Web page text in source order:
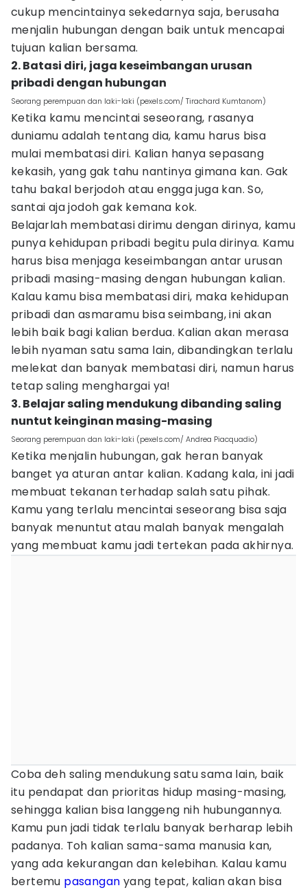
cukup mencintainya sekedarnya saja, berusaha
menjalin hubungan dengan baik untuk mencapai
tujuan kalian bersama.
2. Batasi diri, jaga keseimbangan urusan
pribadi dengan hubungan
Seorang perempuan dan laki-laki (pexels.com/ Tirachard Kumtanom)
Ketika kamu mencintai seseorang, rasanya
duniamu adalah tentang dia, kamu harus bisa
mulai membatasi diri. Kalian hanya sepasang
kekasih, yang gak tahu nantinya gimana kan. Gak
tahu bakal berjodoh atau engga juga kan. So,
santai aja jodoh gak kemana kok.
Belajarlah membatasi dirimu dengan dirinya, kamu
punya kehidupan pribadi begitu pula dirinya. Kamu
harus bisa menjaga keseimbangan antar urusan
pribadi masing-masing dengan hubungan kalian.
Kalau kamu bisa membatasi diri, maka kehidupan
pribadi dan asmaramu bisa seimbang, ini akan
lebih baik bagi kalian berdua. Kalian akan merasa
lebih nyaman satu sama lain, dibandingkan terlalu
melekat dan banyak membatasi diri, namun harus
tetap saling menghargai ya!
3. Belajar saling mendukung dibanding saling
nuntut keinginan masing-masing
Seorang perempuan dan laki-laki (pexels.com/ Andrea Piacquadio)
Ketika menjalin hubungan, gak heran banyak
banget ya aturan antar kalian. Kadang kala, ini jadi
membuat tekanan terhadap salah satu pihak.
Kamu yang terlalu mencintai seseorang bisa saja
banyak menuntut atau malah banyak mengalah
yang membuat kamu jadi tertekan pada akhirnya.
Coba deh saling mendukung satu sama lain, baik
itu pendapat dan prioritas hidup masing-masing,
sehingga kalian bisa langgeng nih hubungannya.
Kamu pun jadi tidak terlalu banyak berharap lebih
padanya. Toh kalian sama-sama manusia kan,
yang ada kekurangan dan kelebihan. Kalau kamu
bertemu pasangan yang tepat, kalian akan bisa